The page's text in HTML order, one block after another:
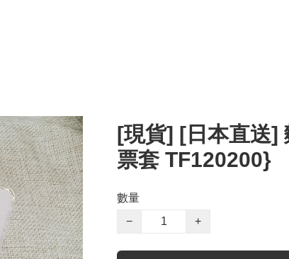
[現貨] [日本直送]
票套 TF120200}
數量
−
+